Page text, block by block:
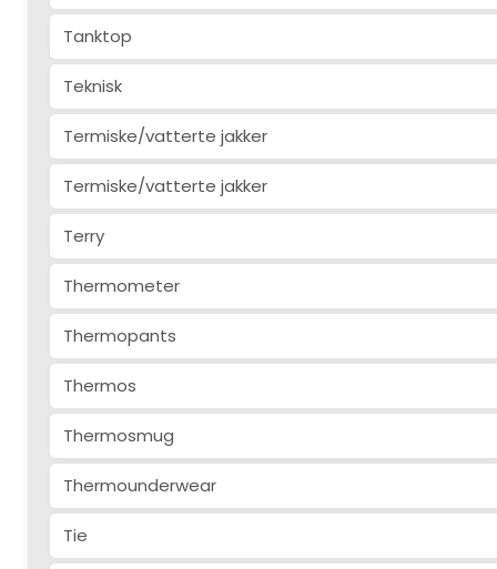
Tanktop
Teknisk
Termiske/vatterte jakker
Termiske/vatterte jakker
Terry
Thermometer
Thermopants
Thermos
Thermosmug
Thermounderwear
Tie